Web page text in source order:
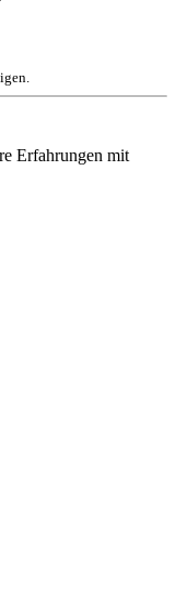
Erfahrungen mit